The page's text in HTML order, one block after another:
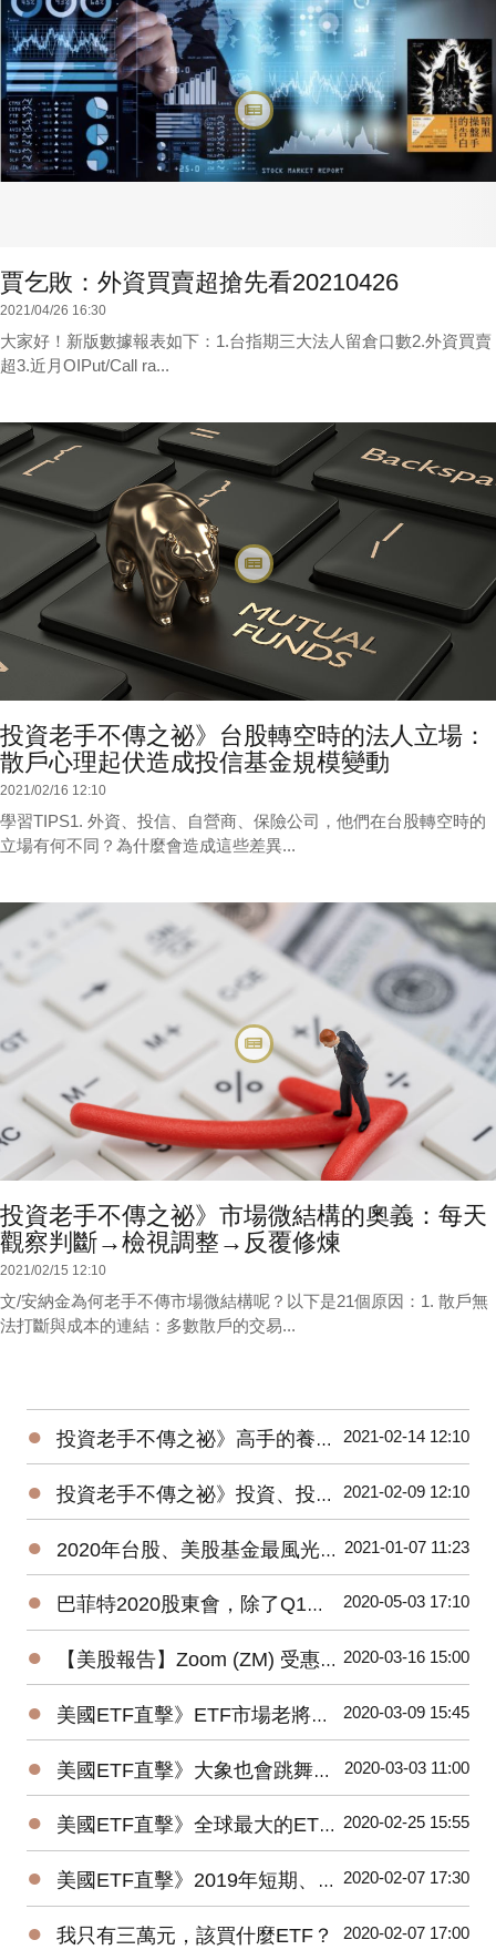
賈乞敗：外資買賣超搶先看20210426
2021/04/26 16:30
大家好！新版數據報表如下：1.台指期三大法人留倉口數2.外資買賣
超3.近月OIPut/Call ra...
投資老手不傳之祕》台股轉空時的法人立場：
散戶心理起伏造成投信基金規模變動
2021/02/16 12:10
學習TIPS1. 外資、投信、自營商、保險公司，他們在台股轉空時的
立場有何不同？為什麼會造成這些差異...
投資老手不傳之祕》市場微結構的奧義：每天
觀察判斷→檢視調整→反覆修煉
2021/02/15 12:10
文/安納金為何老手不傳市場微結構呢？以下是21個原因：1. 散戶無
法打斷與成本的連結：多數散戶的交易...
● 投資老手不傳之祕》高手的養成3階段：開放心胸 + 廣泛學習 + 大空頭洗禮 2021-02-14 12:10
● 投資老手不傳之祕》投資、投機、避險——3種部位都要嚴守各自紀律 2021-02-09 12:10
● 2020年台股、美股基金最風光，平均績效超過15%，能源基金谷底翻身大賺逾160%！ 2021-01-07 11:23
● 巴菲特2020股東會，除了Q1虧損，接下來投資人應該注意那些事？ 2020-05-03 17:10
● 【美股報告】Zoom (ZM) 受惠疫情，2019Q4財報及2020展望 2020-03-16 15:00
● 美國ETF直擊》ETF市場老將新兵爭鋒，誰是資金最青睞的No1？ 2020-03-09 15:45
● 美國ETF直擊》大象也會跳舞？2019美國主動ETF規模Top15出爐！ 2020-03-03 11:00
● 美國ETF直擊》全球最大的ETF是它⋯⋯1檔抵N檔0050！ 2020-02-25 15:55
● 美國ETF直擊》2019年短期、低風險的固定收益ETF最受追捧 2020-02-07 17:30
● 我只有三萬元，該買什麼ETF？ 2020-02-07 17:00